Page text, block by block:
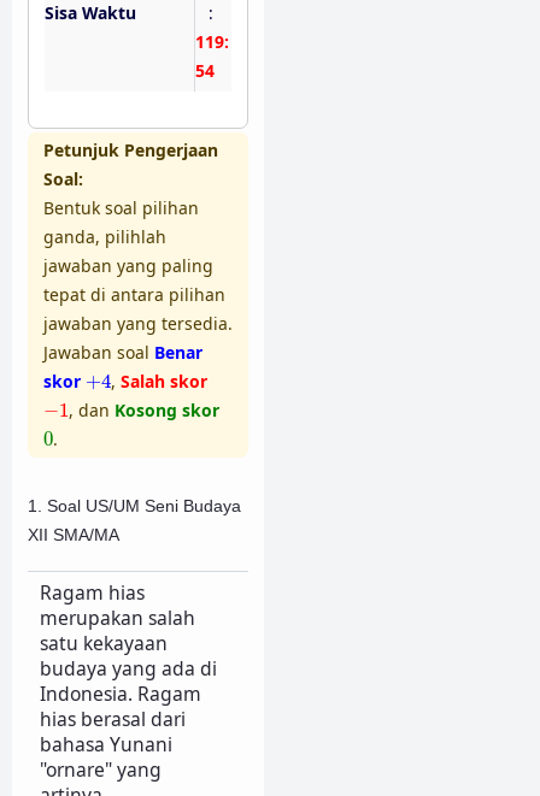
Sisa Waktu
:
119:
53
Petunjuk Pengerjaan
Soal:
Bentuk soal pilihan
ganda, pilihlah
jawaban yang paling
tepat di antara pilihan
jawaban yang tersedia.
Jawaban soal Benar
skor +4
+ 4, Salah skor
−1
1 , dan Kosong skor
0
0.
1. Soal US/UM Seni Budaya
XII SMA/MA
Ragam hias
merupakan salah
satu kekayaan
budaya yang ada di
Indonesia. Ragam
hias berasal dari
bahasa Yunani
"ornare" yang